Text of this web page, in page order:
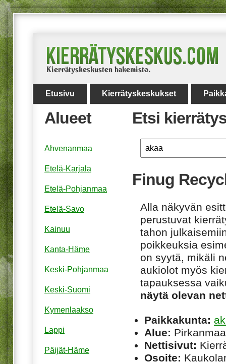
Etusivu Kierrätyskeskukset
Etsi
Finug
Alla näkyvän
perustuvat
tahon
poikkeuksia
on syytä, mikäli
aukiolot myös
tapauksessa
näytä olevan
Paikkakunta:
Alue: Pirkanmaa
Nettisivut:
Osoite:
Alueet
Ahvenanmaa
Etelä-Karjala
Etelä-Pohjanmaa
Etelä-Savo
Kainuu
Kanta-Häme
Keski-Pohjanmaa
Keski-Suomi
Kymenlaakso
Lappi
Päijät-Häme